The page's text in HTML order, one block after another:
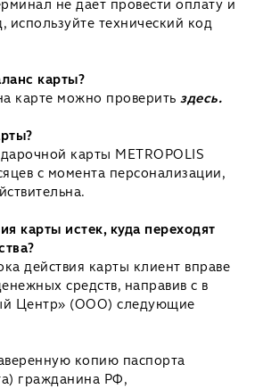
не дает провести оплату и
используйте технический код
карты?
карте можно проверитьздесь.
карты METROPOLIS
с момента персонализации,
карты истек, куда переходят
действия карты клиент вправе
средств, направив с в
Центр» (ООО) следующие
копию паспорта
гражданина РФ,